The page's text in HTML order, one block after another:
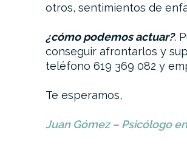
otros, sentimientos de
¿cómo podemos actuar?.
conseguir afrontarlos y
teléfono 619 369 082 y
Te esperamos,
Juan Gómez – Psicólogo